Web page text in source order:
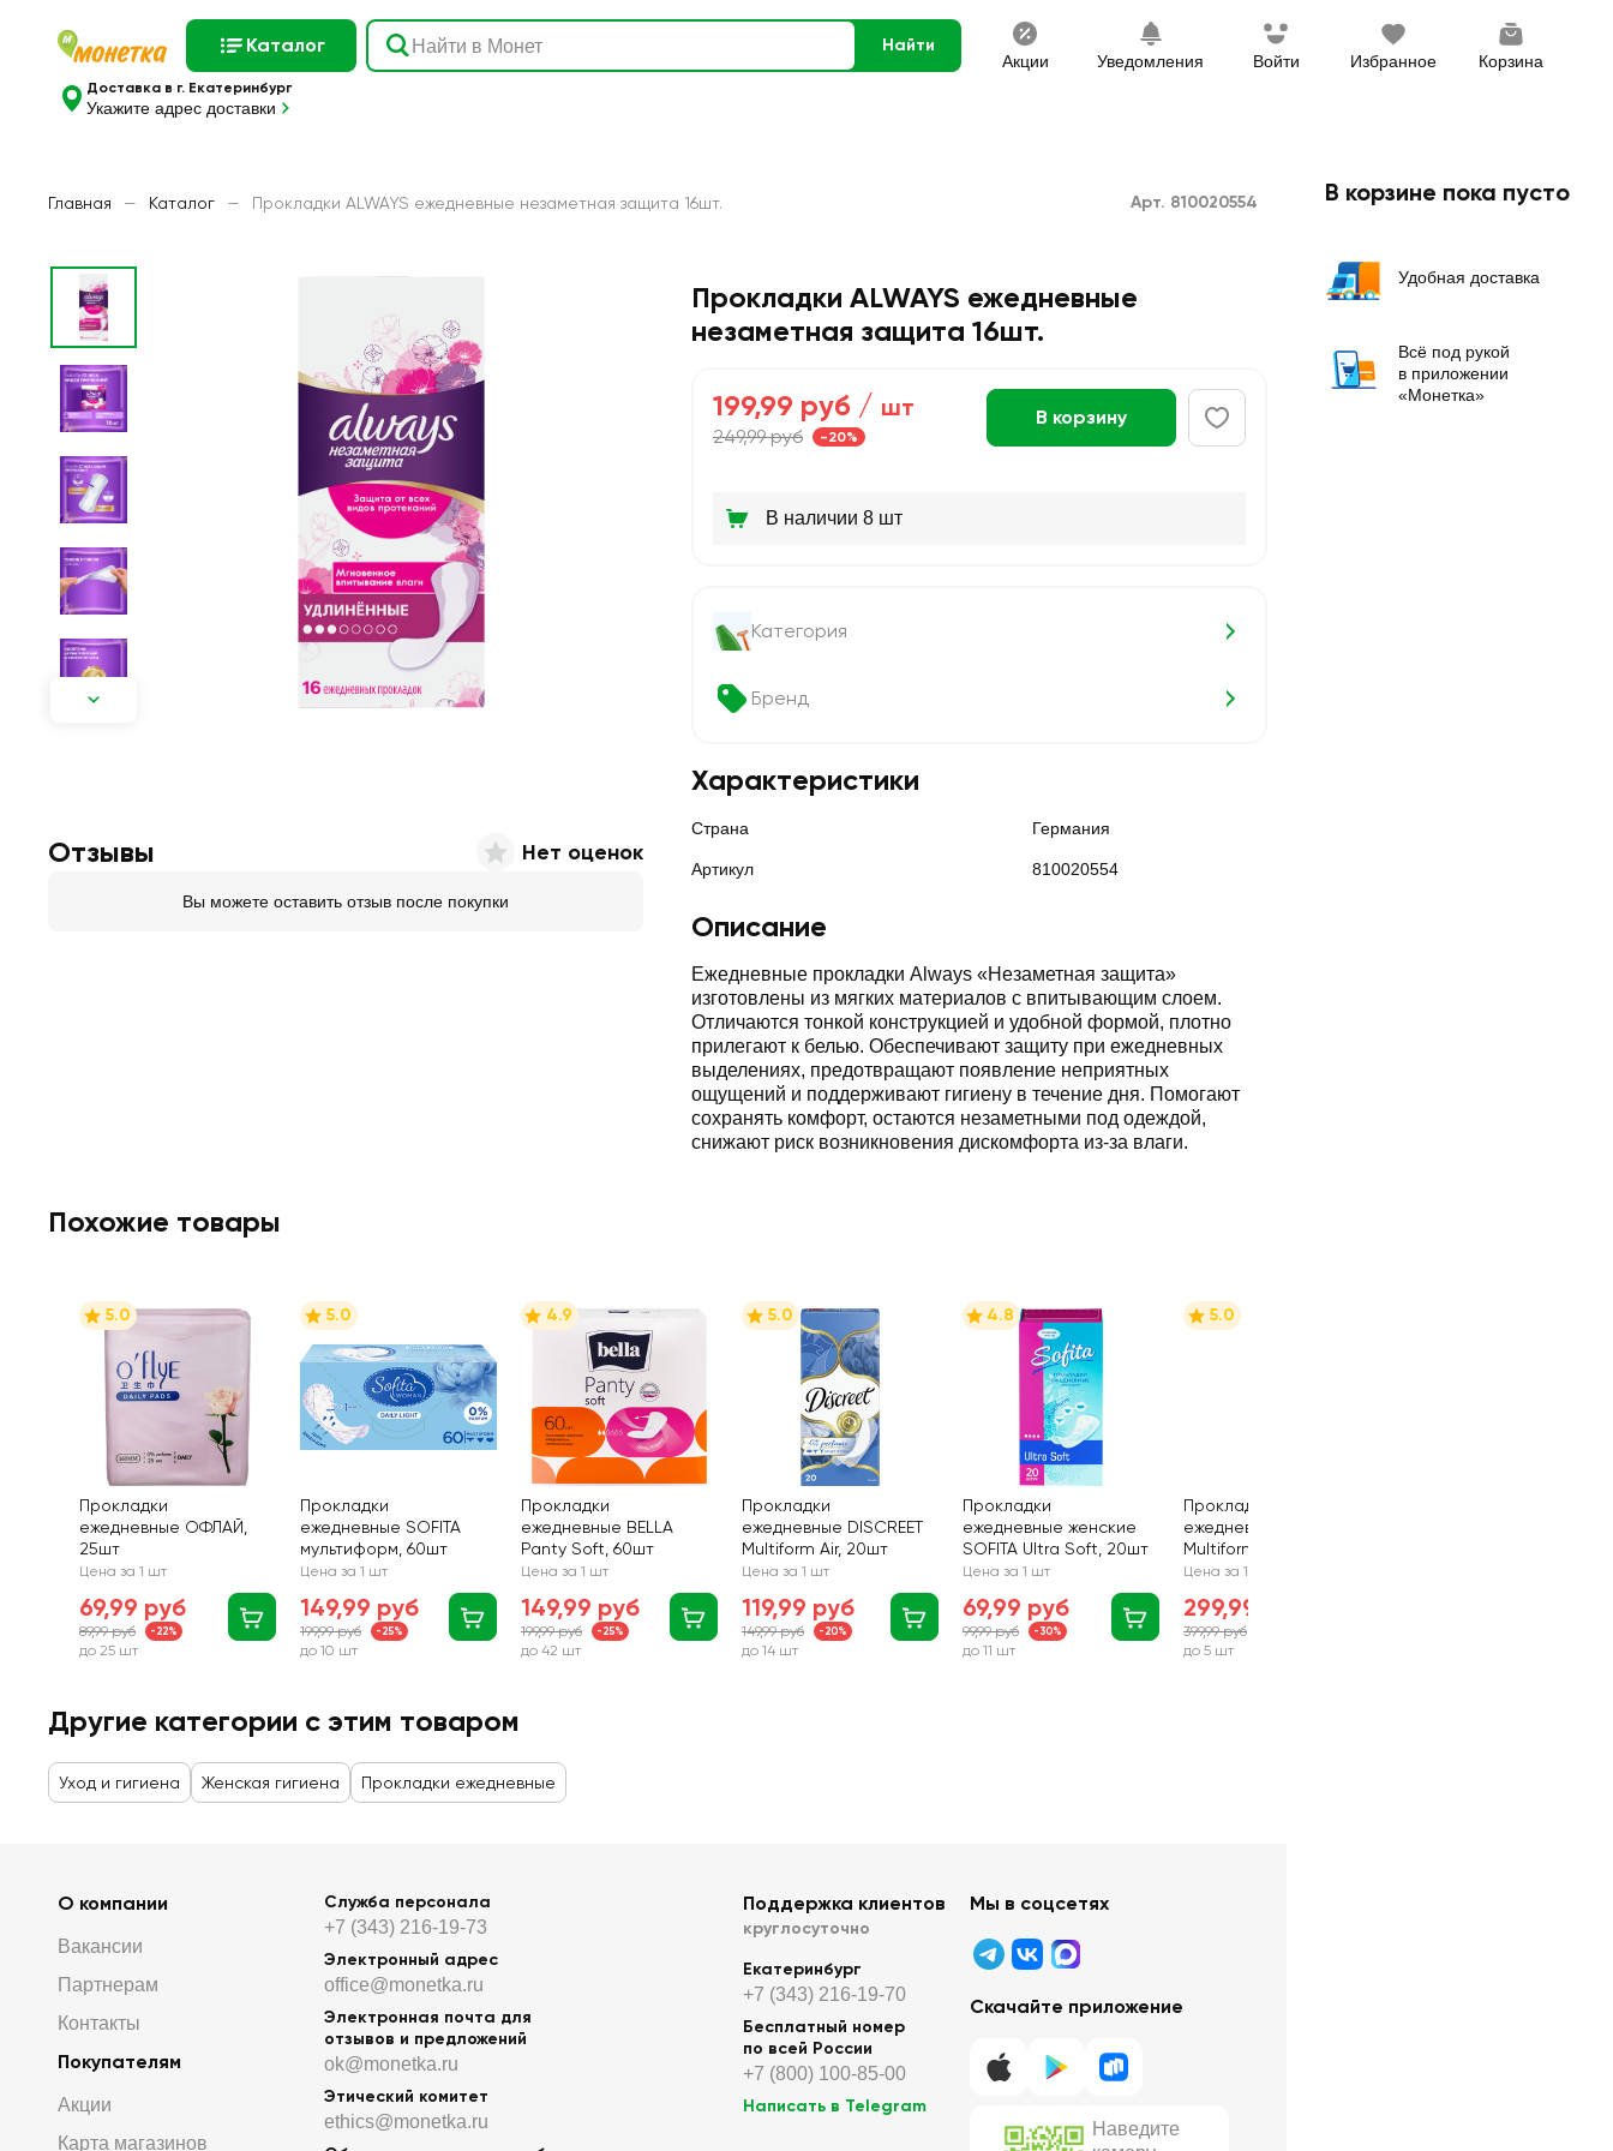
Каталог Найти
Акции Уведомления Войти Избранное Корзина
Доставка в г. Екатеринбург
Укажите адрес доставки
Главная — Каталог — Прокладки ALWAYS ежедневные незаметная защита 16шт. Арт. 810020554
Прокладки ALWAYS ежедневные
незаметная защита 16шт.
199,99 руб / шт
249,99 руб -20%
В корзину
В наличии 8 шт
Категория
Бренд
Характеристики
Страна Германия
Артикул 810020554
Описание
Ежедневные прокладки Always «Незаметная защита»
изготовлены из мягких материалов с впитывающим слоем.
Отличаются тонкой конструкцией и удобной формой, плотно
прилегают к белью. Обеспечивают защиту при ежедневных
выделениях, предотвращают появление неприятных
ощущений и поддерживают гигиену в течение дня. Помогают
сохранять комфорт, остаются незаметными под одеждой,
снижают риск возникновения дискомфорта из‑за влаги.
Отзывы Нет оценок
Вы можете оставить отзыв после покупки
Похожие товары
5.0
Прокладки
ежедневные ОФЛАЙ,
25шт
Цена за 1 шт
69,99 руб
89,99 руб -22%
до 25 шт
5.0
Прокладки
ежедневные SOFITA
мультиформ, 60шт
Цена за 1 шт
149,99 руб
199,99 руб -25%
до 10 шт
4.9
Прокладки
ежедневные BELLA
Panty Soft, 60шт
Цена за 1 шт
149,99 руб
199,99 руб -25%
до 42 шт
5.0
Прокладки
ежедневные DISCREET
Multiform Air, 20шт
Цена за 1 шт
119,99 руб
149,99 руб -20%
до 14 шт
4.8
Прокладки
ежедневные женские
SOFITA Ultra Soft, 20шт
Цена за 1 шт
69,99 руб
99,99 руб -30%
до 11 шт
5.0
Прокладки
ежедневные DISCREET
Multiform Deo Water
Lily, 60шт
Цена за 1 шт
299,99 руб
399,99 руб
до 5 шт
Другие категории с этим товаром
Уход и гигиена Женская гигиена Прокладки ежедневные
О компании
Вакансии
Партнерам
Контакты
Покупателям
Акции
Карта магазинов
Служба персонала
+7 (343) 216-19-73
Электронный адрес
office@monetka.ru
Электронная почта для
отзывов и предложений
ok@monetka.ru
Этический комитет
ethics@monetka.ru
Поддержка клиентов
круглосуточно
Екатеринбург
+7 (343) 216-19-70
Бесплатный номер
по всей России
+7 (800) 100-85-00
Написать в Telegram
Мы в соцсетях
Скачайте приложение
Наведите
В корзине пока пусто
Удобная доставка
Всё под рукой
в приложении
«Монетка»